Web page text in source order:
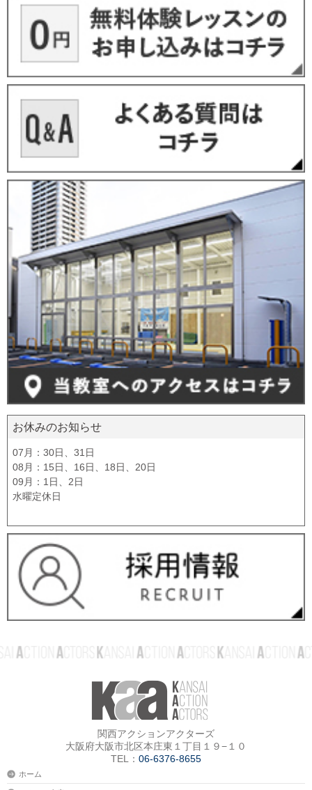
お休みのお知らせ
07月：30日、31日
08月：15日、16日、18日、20日
09月：1日、2日
水曜定休日
関西アクションアクターズ
大阪府大阪市北区本庄東１丁目１９−１０
TEL： 06-6376-8655
ホーム